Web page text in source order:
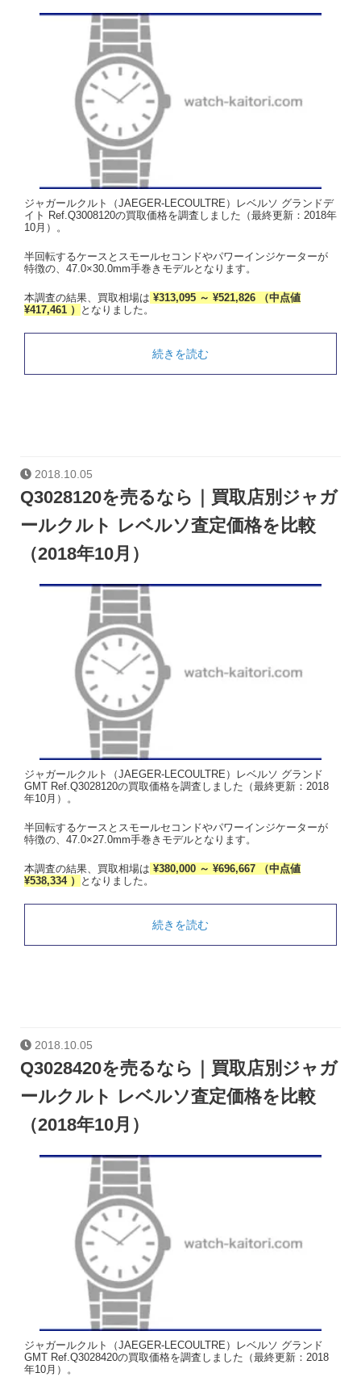
ジャガールクルト（JAEGER-LECOULTRE）レベルソ グランドデ
イト Ref.Q3008120の買取価格を調査しました（最終更新：2018年
10月）。
半回転するケースとスモールセコンドやパワーインジケーターが
特徴の、47.0×30.0mm手巻きモデルとなります。
本調査の結果、買取相場は ¥313,095 ～ ¥521,826 （中点値
¥417,461 ）
となりました。
続きを読む
2018.10.05
Q3028120を売るなら｜買取店別ジャガ
ールクルト レベルソ査定価格を比較
（2018年10月）
ジャガールクルト（JAEGER-LECOULTRE）レベルソ グランド
GMT Ref.Q3028120の買取価格を調査しました（最終更新：2018
年10月）。
半回転するケースとスモールセコンドやパワーインジケーターが
特徴の、47.0×27.0mm手巻きモデルとなります。
本調査の結果、買取相場は ¥380,000 ～ ¥696,667 （中点値
¥538,334 ）
となりました。
続きを読む
2018.10.05
Q3028420を売るなら｜買取店別ジャガ
ールクルト レベルソ査定価格を比較
（2018年10月）
ジャガールクルト（JAEGER-LECOULTRE）レベルソ グランド
GMT Ref.Q3028420の買取価格を調査しました（最終更新：2018
年10月）。